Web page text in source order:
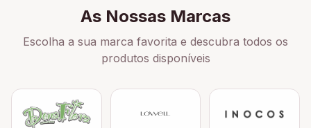
As Nossas Marcas
Escolha a sua marca favorita e descubra todos os
produtos disponíveis